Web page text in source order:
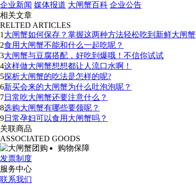
企业新闻 媒体报道 大闸蟹百科 企业公告
相关文章
RELTED ARTICLES
1 大闸蟹如何保存？掌握这两种方法轻松吃到新鲜大闸蟹
2食用大闸蟹不能和什么一起吃呢？
3大闸蟹与豆腐搭配，好吃到爆哦！不信你试试
4这样做大闸蟹想想都让人流口水啊！
5探析大闸蟹的吃法是怎样的呢?
6新买会来的大闸蟹为什么吐泡泡呢？
7日常吃大闸蟹还要注意什么？
8选购大闸蟹有哪些要领呢？
9日常孕妇可以食用大闸蟹吗？
关联商品
ASSOCIATED GOODS
购物保障
发票制度
服务中心
联系我们